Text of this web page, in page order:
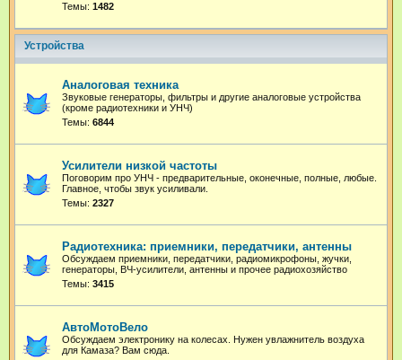
Темы: 1482
Устройства
Аналоговая техника
Звуковые генераторы, фильтры и другие аналоговые устройства
(кроме радиотехники и УНЧ)
Темы: 6844
Усилители низкой частоты
Поговорим про УНЧ - предварительные, оконечные, полные, любые.
Главное, чтобы звук усиливали.
Темы: 2327
Радиотехника: приемники, передатчики, антенны
Обсуждаем приемники, передатчики, радиомикрофоны, жучки,
генераторы, ВЧ-усилители, антенны и прочее радиохозяйство
Темы: 3415
АвтоМотоВело
Обсуждаем электронику на колесах. Нужен увлажнитель воздуха
для Камаза? Вам сюда.